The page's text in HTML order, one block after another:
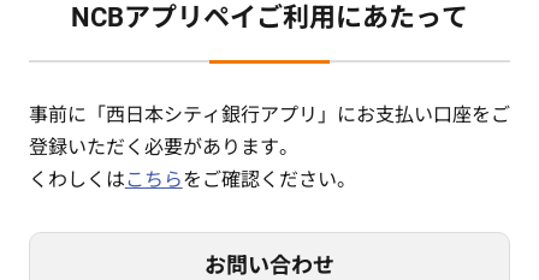
NCBアプリペイご利用にあたって
事前に「西日本シティ銀行アプリ」にお支払い口座をご
登録いただく必要があります。
くわしくはこちらをご確認ください。
お問い合わせ